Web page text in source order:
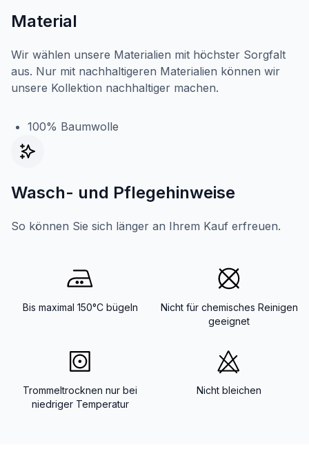
Material
Wir wählen unsere Materialien mit höchster Sorgfalt
aus. Nur mit nachhaltigeren Materialien können wir
unsere Kollektion nachhaltiger machen.
100% Baumwolle
Wasch- und Pflegehinweise
So können Sie sich länger an Ihrem Kauf erfreuen.
Bis maximal 150°C bügeln
Nicht für chemisches Reinigen
geeignet
Trommeltrocknen nur bei
niedriger Temperatur
Nicht bleichen